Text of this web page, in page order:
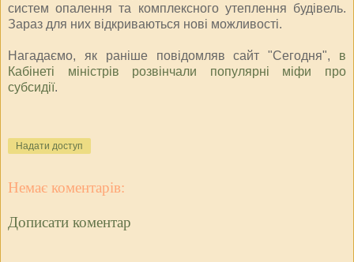
систем опалення та комплексного утеплення будівель.
Зараз для них відкриваються нові можливості.
Нагадаємо, як раніше повідомляв сайт "Сегодня", в
Кабінеті міністрів розвінчали популярні міфи про
субсидії.
Надати доступ
Немає коментарів:
Дописати коментар